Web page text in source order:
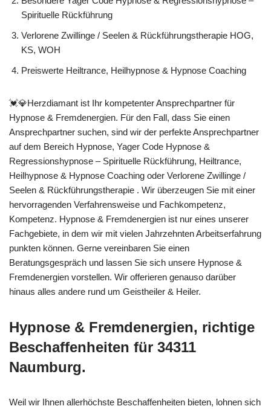
Spirituelle Rückführung
Verlorene Zwillinge / Seelen & Rückführungstherapie HOG,
KS, WOH
Preiswerte Heiltrance, Heilhypnose & Hypnose Coaching
💓️💎Herzdiamant ist Ihr kompetenter Ansprechpartner für
Hypnose & Fremdenergien. Für den Fall, dass Sie einen
Ansprechpartner suchen, sind wir der perfekte Ansprechpartner
auf dem Bereich Hypnose, Yager Code Hypnose &
Regressionshypnose – Spirituelle Rückführung, Heiltrance,
Heilhypnose & Hypnose Coaching oder Verlorene Zwillinge /
Seelen & Rückführungstherapie . Wir überzeugen Sie mit einer
hervorragenden Verfahrensweise und Fachkompetenz,
Kompetenz. Hypnose & Fremdenergien ist nur eines unserer
Fachgebiete, in dem wir mit vielen Jahrzehnten Arbeitserfahrung
punkten können. Gerne vereinbaren Sie einen
Beratungsgespräch und lassen Sie sich unsere Hypnose &
Fremdenergien vorstellen. Wir offerieren genauso darüber
hinaus alles andere rund um Geistheiler & Heiler.
Hypnose & Fremdenergien, richtige
Beschaffenheiten für 34311
Naumburg.
Weil wir Ihnen allerhöchste Beschaffenheiten bieten, lohnen sich